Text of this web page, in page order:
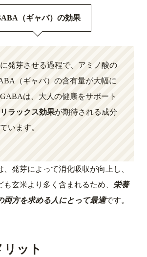
（ギャバ）の効果
発芽させる過程で、アミノ酸の
（ギャバ）の含有量が大幅に
は、大人の健康をサポート
リラックス効果が期待される成分
います。
、発芽によって消化吸収が向上し、
も玄米より多く含まれるため、
栄養
両方を求める人にとって最適です。
ット